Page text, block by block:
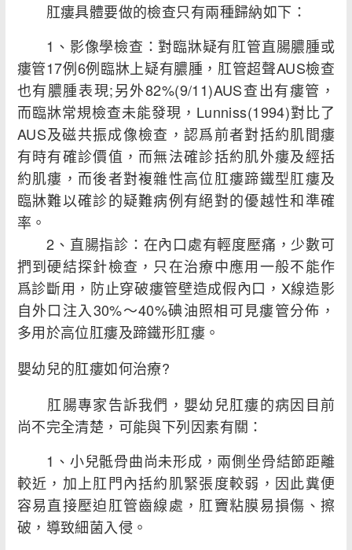
肛瘻具體要做的檢查只有兩種歸納如下：
1、影像學檢查：對臨牀疑有肛管直腸膿腫或
瘻管17例6例臨牀上疑有膿腫，肛管超聲AUS檢查
也有膿腫表現;另外82%(9/11)AUS查出有瘻管，
而臨牀常規檢查未能發現，Lunniss(1994)對比了
AUS及磁共振成像檢查，認爲前者對括約肌間瘻
有時有確診價值，而無法確診括約肌外瘻及經括
約肌瘻，而後者對複雜性高位肛瘻蹄鐵型肛瘻及
臨牀難以確診的疑難病例有絕對的優越性和準確
率。
2、直腸指診：在內口處有輕度壓痛，少數可
捫到硬結探針檢查，只在治療中應用一般不能作
爲診斷用，防止穿破瘻管壁造成假內口，X線造影
自外口注入30%～40%碘油照相可見瘻管分佈，
多用於高位肛瘻及蹄鐵形肛瘻。
嬰幼兒的肛瘻如何治療?
肛腸專家告訴我們，嬰幼兒肛瘻的病因目前
尚不完全清楚，可能與下列因素有關：
1、小兒骶骨曲尚未形成，兩側坐骨結節距離
較近，加上肛門內括約肌緊張度較弱，因此糞便
容易直接壓迫肛管齒線處，肛竇粘膜易損傷、擦
破，導致細菌入侵。